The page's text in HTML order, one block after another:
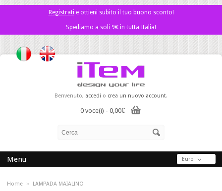
Registrati e ottieni subito il tuo buono sconto!
Spediamo a soli 9€ in tutta Italia!
Benvenuto, accedi o crea un nuovo account.
0 voce(i) - 0,00€
Euro
Menu
Home » LAMPADA MAIALINO